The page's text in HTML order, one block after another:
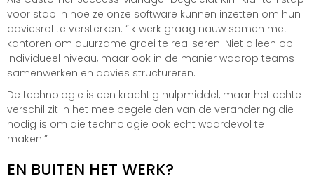
voor stap in hoe ze onze software kunnen inzetten om hun
adviesrol te versterken. “Ik werk graag nauw samen met
kantoren om duurzame groei te realiseren. Niet alleen op
individueel niveau, maar ook in de manier waarop teams
samenwerken en advies structureren.
De technologie is een krachtig hulpmiddel, maar het echte
verschil zit in het mee begeleiden van de verandering die
nodig is om die technologie ook echt waardevol te
maken.”
EN BUITEN HET WERK?